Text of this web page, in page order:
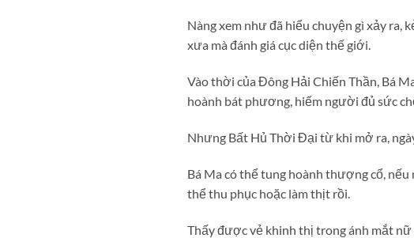
Nàng xem như đã hiểu chuyện gì xảy ra,
xưa mà đánh giá cục diện thế giới.
Vào thời của Đông Hải Chiến Thần, Bá
hoành bát phương, hiếm người đủ sức
Nhưng Bất Hủ Thời Đại từ khi mở ra,
Bá Ma có thể tung hoành thượng cổ,
thể thu phục hoặc làm thịt rồi.
Thấy được vẻ khinh thị trong ánh mắt